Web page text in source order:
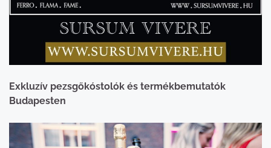
Exkluzív pezsgőkóstolók és termékbemutatók
Budapesten